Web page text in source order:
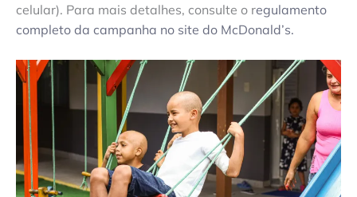
celular). Para mais detalhes, consulte o regulamento
completo da campanha no site do McDonald’s.